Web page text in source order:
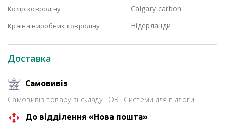
Доставка
Самовивіз
Самовивіз товару зі складу ТОВ "Системи для підлоги"
До відділення «Нова пошта»
Колір ковроліну Calgary carbon
Країна виробник ковроліну Нідерланди